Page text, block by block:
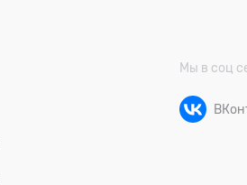
Мы в соц